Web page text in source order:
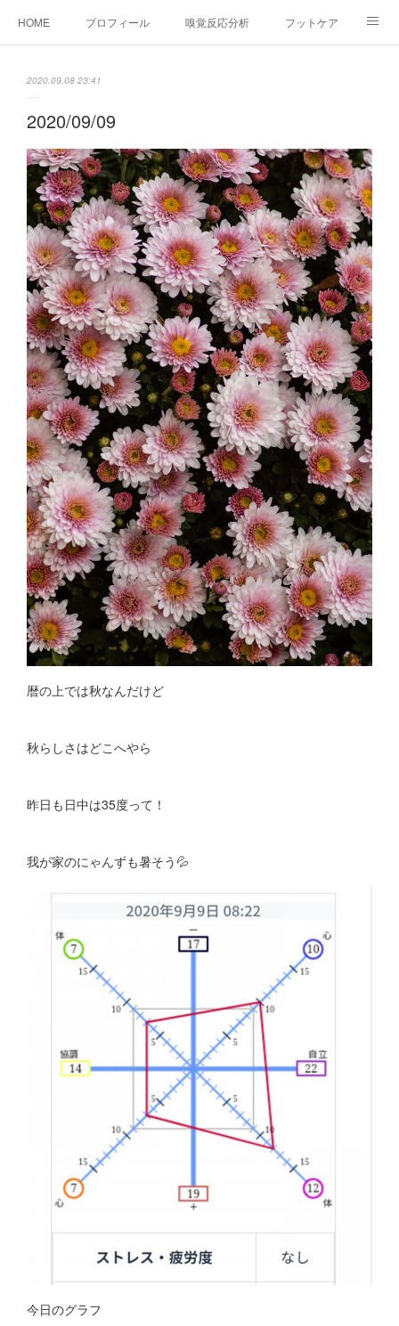
HOME プロフィール 嗅覚反応分析 フットケア
2020.09.08 23:41
2020/09/09
暦の上では秋なんだけど
秋らしさはどこへやら
昨日も日中は35度って！
我が家のにゃんずも暑そう💦
今日のグラフ